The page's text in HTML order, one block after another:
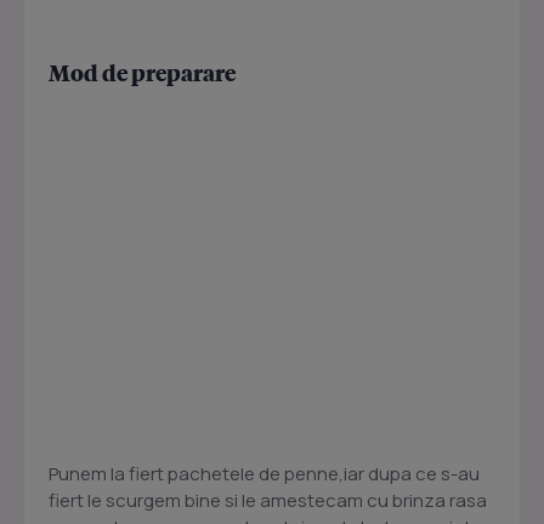
Mod de preparare
Punem la fiert pachetele de penne,iar dupa ce s-au
fiert le scurgem bine si le amestecam cu brinza rasa